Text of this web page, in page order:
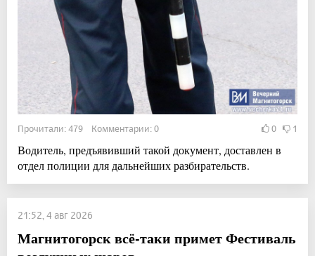
Прочитали: 479 Комментарии: 0 0 1
Водитель, предъявивший такой документ, доставлен в
отдел полиции для дальнейших разбирательств.
21:52, 4 авг 2026
Магнитогорск всё-таки примет Фестиваль